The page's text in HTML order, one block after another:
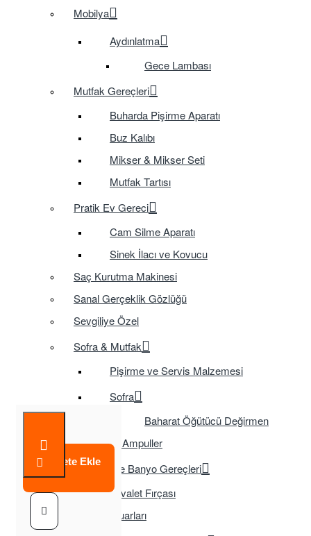
Mobilya
Aydınlatma
Gece Lambası
Mutfak Gereçleri
Buharda Pişirme Aparatı
Buz Kalıbı
Mikser & Mikser Seti
Mutfak Tartısı
Pratik Ev Gereci
Cam Silme Aparatı
Sinek İlacı ve Kovucu
Saç Kurutma Makinesi
Sanal Gerçeklik Gözlüğü
Sevgiliye Özel
Sofra & Mutfak
Pişirme ve Servis Malzemesi
Sofra
Baharat Öğütücü Değirmen
Tasarruflu Ampuller
Temizlik ve Banyo Gereçleri
Tuvalet Fırçası
TV Aksesuarları
Sepete Ekle